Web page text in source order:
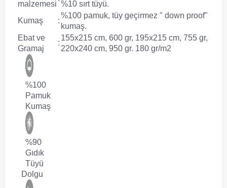
malzemesi %10 sırt tüyü.
Kumaş
:
%100 pamuk, tüy geçirmez " down proof"
kumaş.
Ebat ve
Gramaj
:
155x215 cm, 600 gr, 195x215 cm, 755 gr,
220x240 cm, 950 gr. 180 gr/m2
%100
Pamuk
Kumaş
%90
Gıdık
Tüyü
Dolgu